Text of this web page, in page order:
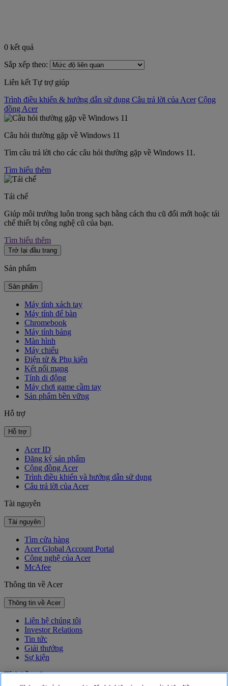
0 kết quả
Sắp xếp theo:
Liên kết Tự trợ giúp
Trình điều khiển & hướng dẫn sử dụng Câu trả lời của Acer Cộng
đồng Acer
Câu hỏi thường gặp về Windows 11
Tìm câu trả lời cho các câu hỏi thường gặp về Windows 11.
Tìm hiểu thêm
Tái chế
Giúp môi trường luôn trong sạch bằng cách thu cũ đổi mới hoặc tái
chế thiết bị công nghệ cũ của bạn.
Tìm hiểu thêm
Trở lại đầu trang
Sản phẩm
Sản phẩm
Máy tính xách tay
Máy tính để bàn
Chromebook
Máy tính bảng
Màn hình
Máy chiếu
Điện tử & Phụ kiện
Kết nối mạng
Tính di động
Máy chơi game cầm tay
Sản phẩm bền vững
Hỗ trợ
Hỗ trợ
Acer ID
Đăng ký sản phẩm
Cộng đồng Acer
Trình điều khiển và hướng dẫn sử dụng
Câu trả lời của Acer
Tài nguyên
Tài nguyên
Tìm cửa hàng
Acer Global Account Portal
Công nghệ của Acer
McAfee
Thông tin về Acer
Thông tin về Acer
Liên hệ chúng tôi
Investor Relations
Tin tức
Giải thưởng
Sự kiện
Tính bền vững